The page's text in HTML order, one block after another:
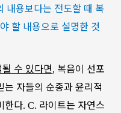
내용보다는 전도할 때 복
할 내용으로 설명한 것
수 있다면, 복음이 선포
는 자들의 순종과윤리적
한다. C. 라이트는 자연스